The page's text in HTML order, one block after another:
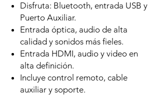
Disfruta: Bluetooth, entrada USB y
Puerto Auxiliar.
Entrada óptica, audio de alta
calidad y sonidos más fieles.
Entrada HDMI, audio y video en
alta definición.
Incluye control remoto, cable
auxiliar y soporte.